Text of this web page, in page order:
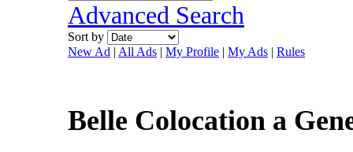
Advanced Search
Sort by
New Ad | All Ads | My Profile | My Ads | Rules
Belle Colocation a